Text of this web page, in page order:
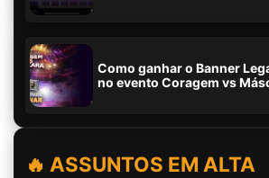
Como ganhar o Banner
no evento Coragem vs
🔥 ASSUNTOS EM ALTA